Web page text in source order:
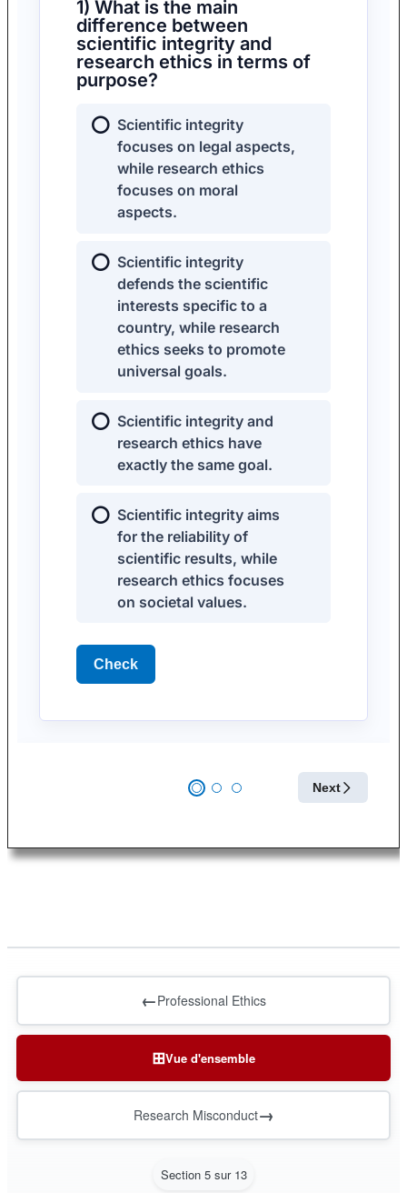
←Professional Ethics
⊞Vue d'ensemble
Research Misconduct→
Section 5 sur 13